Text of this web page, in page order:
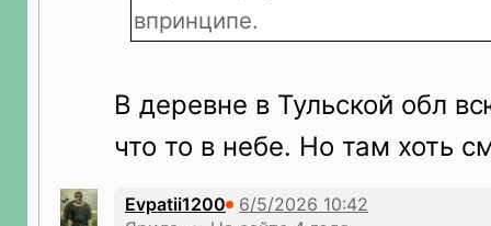
впринципе.
В деревне в Тульской обл
что то в небе. Но там хоть
Evpatii1200